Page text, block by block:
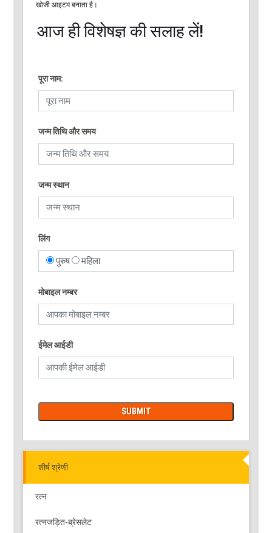
खोजी आइटम बनाता है।
आज ही विशेषज्ञ की सलाह लें!
पूरा नाम:
जन्म तिथि और समय
जन्म स्थान
लिंग
पुरुष महिला
मोबाइल नम्बर
ईमेल आईडी
शीर्ष श्रेणी
रत्न
रत्नजड़ित-ब्रेसलेट